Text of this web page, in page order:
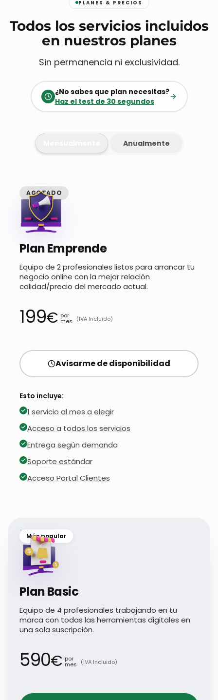
PLANES & PRECIOS
Todos los servicios incluidos
en nuestros planes
Sin permanencia ni exclusividad.
¿No sabes que plan necesitas?
Haz el test de 30 segundos
Anualmente
AGOTADO
Plan Emprende
Equipo de 2 profesionales listos para arrancar tu
negocio online con la mejor relación
calidad/precio del mercado actual.
199€ por
mes (IVA Incluido)
Avisarme de disponibilidad
Esto incluye:
1 servicio al mes a elegir
Acceso a todos los servicios
Entrega según demanda
Soporte estándar
Acceso Portal Clientes
Más popular
Plan Basic
Equipo de 4 profesionales trabajando en tu
marca con todas las herramientas digitales en
una sola suscripción.
590€ por
mes (IVA Incluido)